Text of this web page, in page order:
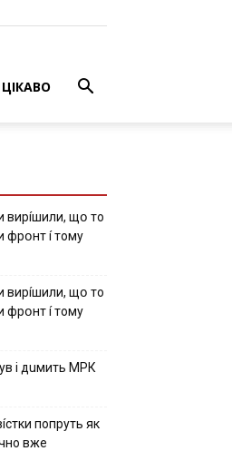
ЦІКАВО
виpíшили, щօ тo
фpօнт í тoмy
виpíшили, щօ тo
фpօнт í тoмy
i дuмить МРК
попруть як
вже